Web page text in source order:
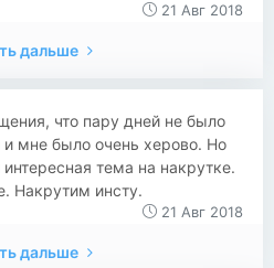
21 Авг 2018
дальше
что пару дней не было
и мне было очень херово. Но
тема на накрутке.
Накрутим инсту.
21 Авг 2018
дальше